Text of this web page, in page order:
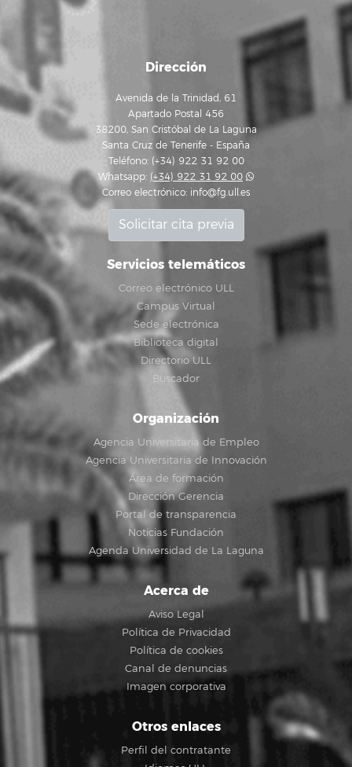
Dirección
Avenida de la Trinidad, 61
Apartado Postal 456
38200, San Cristóbal de La Laguna
Santa Cruz de Tenerife - España
Teléfono: (+34) 922 31 92 00
Whatsapp: (+34) 922 31 92 00
Correo electrónico: info@fg.ull.es
Solicitar cita previa
Servicios telemáticos
Correo electrónico ULL
Campus Virtual
Sede electrónica
Biblioteca digital
Directorio ULL
Buscador
Organización
Agencia Universitaria de Empleo
Agencia Universitaria de Innovación
Área de formación
Dirección Gerencia
Portal de transparencia
Noticias Fundación
Agenda Universidad de La Laguna
Acerca de
Aviso Legal
Política de Privacidad
Política de cookies
Canal de denuncias
Imagen corporativa
Otros enlaces
Perfil del contratante